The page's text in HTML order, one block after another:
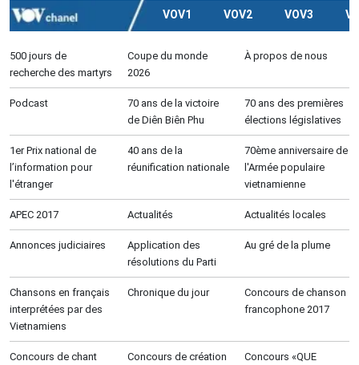
VOV1 VOV2 VOV3
500 jours de
recherche des martyrs
Coupe du monde
2026
À propos de nous
Podcast
70 ans de la victoire
de Diên Biên Phu
70 ans des premières
élections législatives
1er Prix national de
l’information pour
l'étranger
40 ans de la
réunification nationale
70ème anniversaire de
l'Armée populaire
vietnamienne
APEC 2017 Actualités Actualités locales
Annonces judiciaires
Application des
résolutions du Parti
Au gré de la plume
Chansons en français
interprétées par des
Vietnamiens
Chronique du jour
Concours de chanson
francophone 2017
Concours de chant Concours de création Concours «QUE